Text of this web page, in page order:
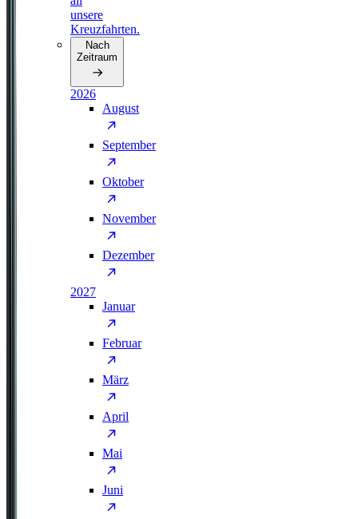
unsere
Kreuzfahrten.
Nach
Zeitraum
2026
August
September
Oktober
November
Dezember
2027
Januar
Februar
März
April
Mai
Juni